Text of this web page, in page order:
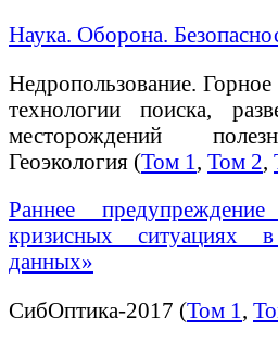
Наука. Оборона.
Недропользование.
технологии поиска,
месторождений
Геоэкология (Том 1 , Том 2,
Раннее
кризисных ситуациях
данных»
СибОптика-2017 (Том 1 ,